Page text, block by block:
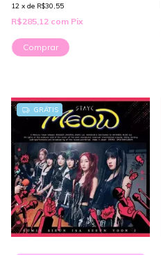
12 x de R$30,55
R$285,12 com Pix
Comprar
/
GRÁTIS